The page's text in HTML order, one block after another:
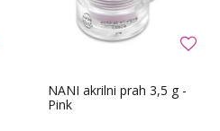
NANI akrilni prah 3,5 g -
Pink